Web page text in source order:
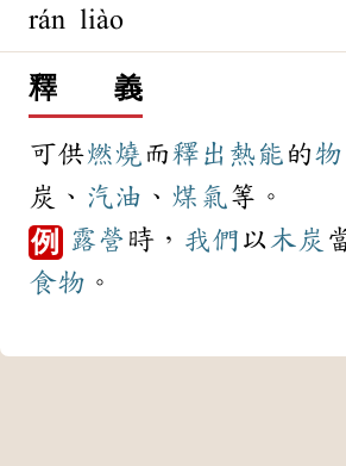
rán liào
釋 義
可供燃燒 而釋出 熱能 的
炭、 汽油 、 煤氣 等。
例 露營 時， 我們 以木炭
食物 。